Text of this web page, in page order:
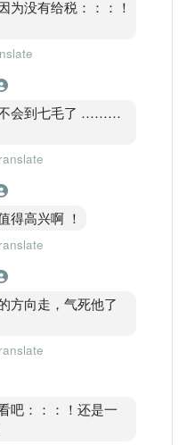
为没有给税：：：！
不会到七毛了 ………
得高兴啊 ！
方向走，气死他了
吧：：：！还是一